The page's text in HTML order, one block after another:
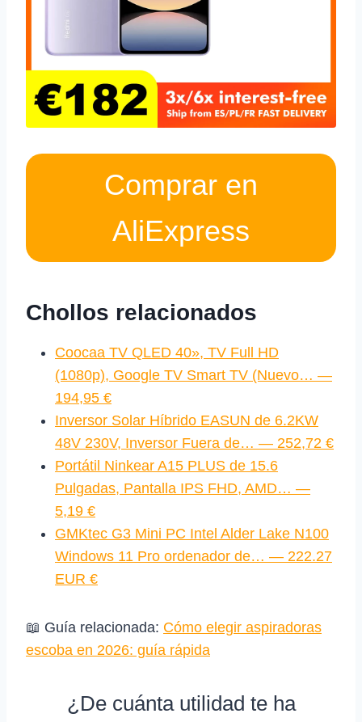
Comprar en
AliExpress
Chollos relacionados
Coocaa TV QLED 40», TV Full HD
(1080p), Google TV Smart TV (Nuevo… —
194,95 €
Inversor Solar Híbrido EASUN de 6.2KW
48V 230V, Inversor Fuera de… — 252,72 €
Portátil Ninkear A15 PLUS de 15.6
Pulgadas, Pantalla IPS FHD, AMD… —
5,19 €
GMKtec G3 Mini PC Intel Alder Lake N100
Windows 11 Pro ordenador de… — 222.27
EUR €
📖 Guía relacionada: Cómo elegir aspiradoras
escoba en 2026: guía rápida
¿De cuánta utilidad te ha